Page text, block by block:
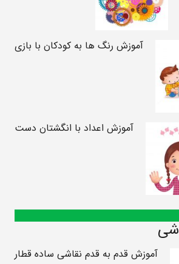
آموزش رنگ ها به کودکان با بازی
آموزش اعداد با انگشتان دست
آموزش قدم به قدم نقاشی ساده قطار